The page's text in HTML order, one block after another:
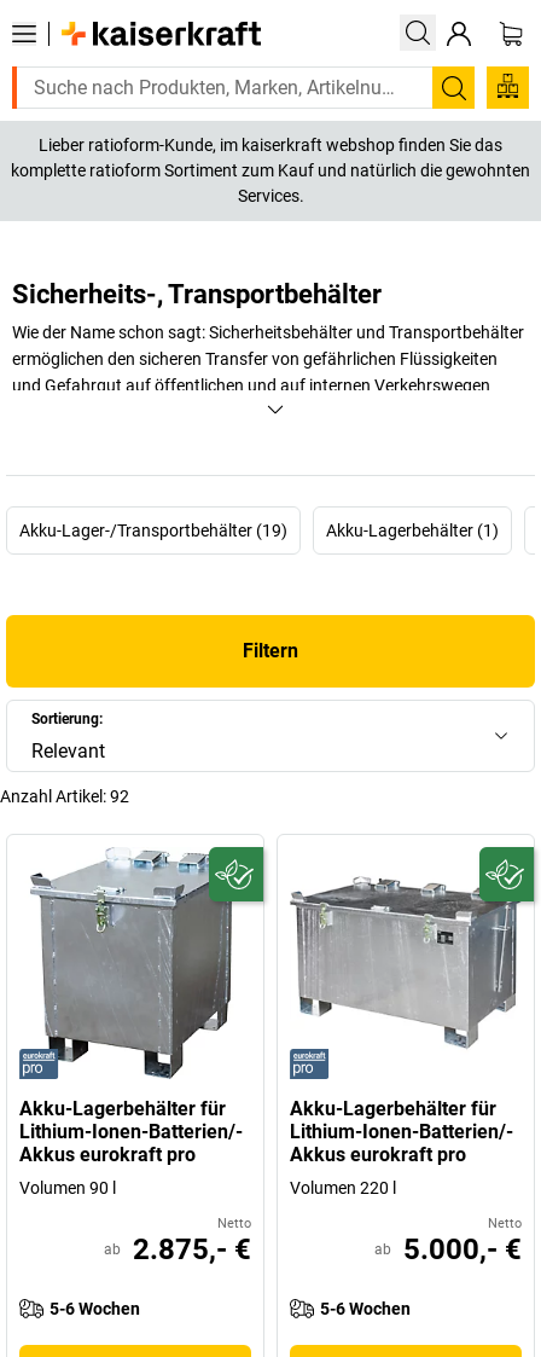
Suchen
Lieber ratioform-Kunde, im kaiserkraft webshop finden Sie das
komplette ratioform Sortiment zum Kauf und natürlich die gewohnten
Services.
Sicherheits-, Transportbehälter
Wie der Name schon sagt: Sicherheitsbehälter und Transportbehälter
ermöglichen den sicheren Transfer von gefährlichen Flüssigkeiten
und Gefahrgut auf öffentlichen und auf internen Verkehrswegen
sowie das sichere Lagern, Dosieren und Entsorgen von entzündbaren
Akku-Lager-/Transportbehälter (19) Akku-Lagerbehälter (1)
Filtern
Sortierung:
Relevant
Anzahl Artikel:92
Akku-Lagerbehälter für
Lithium-Ionen-Batterien/-
Akkus eurokraft pro
Volumen 90 l
Netto
ab 2.875,- €
5-6 Wochen
Akku-Lagerbehälter für
Lithium-Ionen-Batterien/-
Akkus eurokraft pro
Volumen 220 l
Netto
ab 5.000,- €
5-6 Wochen